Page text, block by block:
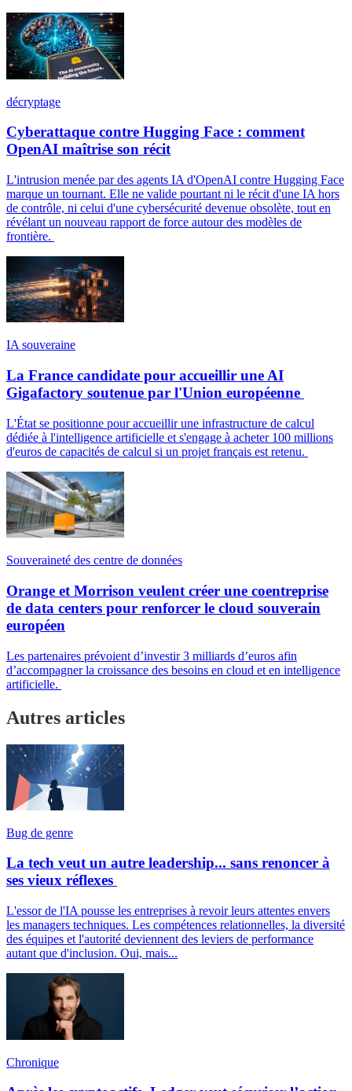
décryptage
Cyberattaque contre Hugging Face : comment
OpenAI maîtrise son récit
L'intrusion menée par des agents IA d'OpenAI contre Hugging Face
marque un tournant. Elle ne valide pourtant ni le récit d'une IA hors
de contrôle, ni celui d'une cybersécurité devenue obsolète, tout en
révélant un nouveau rapport de force autour des modèles de
frontière.
IA souveraine
La France candidate pour accueillir une AI
Gigafactory soutenue par l'Union européenne
L'État se positionne pour accueillir une infrastructure de calcul
dédiée à l'intelligence artificielle et s'engage à acheter 100 millions
d'euros de capacités de calcul si un projet français est retenu.
Souveraineté des centre de données
Orange et Morrison veulent créer une coentreprise
de data centers pour renforcer le cloud souverain
européen
Les partenaires prévoient d’investir 3 milliards d’euros afin
d’accompagner la croissance des besoins en cloud et en intelligence
artificielle.
Autres articles
Bug de genre
La tech veut un autre leadership... sans renoncer à
ses vieux réflexes
L'essor de l'IA pousse les entreprises à revoir leurs attentes envers
les managers techniques. Les compétences relationnelles, la diversité
des équipes et l'autorité deviennent des leviers de performance
autant que d'inclusion. Oui, mais...
Chronique